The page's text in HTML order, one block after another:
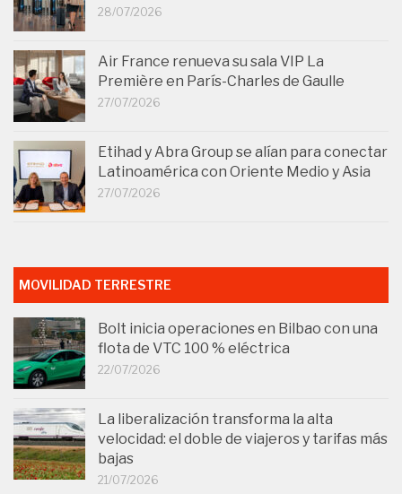
28/07/2026
Air France renueva su sala VIP La
Première en París-Charles de Gaulle
27/07/2026
Etihad y Abra Group se alían para conectar
Latinoamérica con Oriente Medio y Asia
27/07/2026
MOVILIDAD TERRESTRE
Bolt inicia operaciones en Bilbao con una
flota de VTC 100 % eléctrica
22/07/2026
La liberalización transforma la alta
velocidad: el doble de viajeros y tarifas más
bajas
21/07/2026